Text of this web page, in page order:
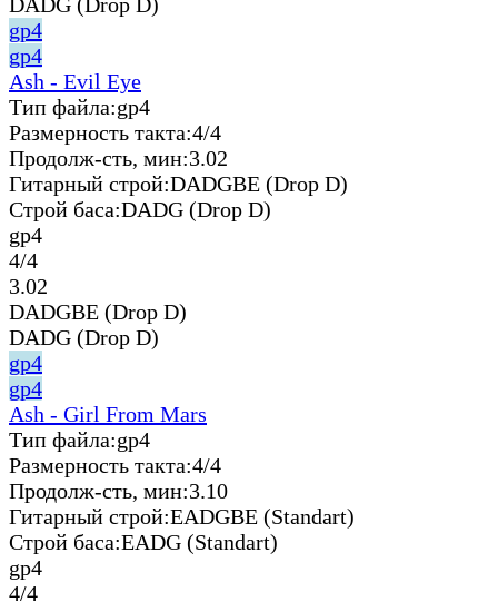
gp4
gp4
Ash - Evil Eye
Тип файла:gp4
Размерность такта:4/4
Продолж-сть, мин:3.02
Гитарный строй:DADGBE (Drop D)
Строй баса:DADG (Drop D)
gp4
4/4
3.02
DADGBE (Drop D)
DADG (Drop D)
gp4
gp4
Ash - Girl From Mars
Тип файла:gp4
Размерность такта:4/4
Продолж-сть, мин:3.10
Гитарный строй:EADGBE (Standart)
Строй баса:EADG (Standart)
gp4
4/4